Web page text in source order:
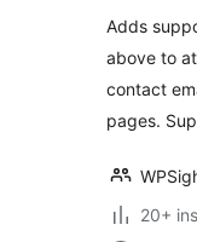
Adds
above to
contact
pages.
20+